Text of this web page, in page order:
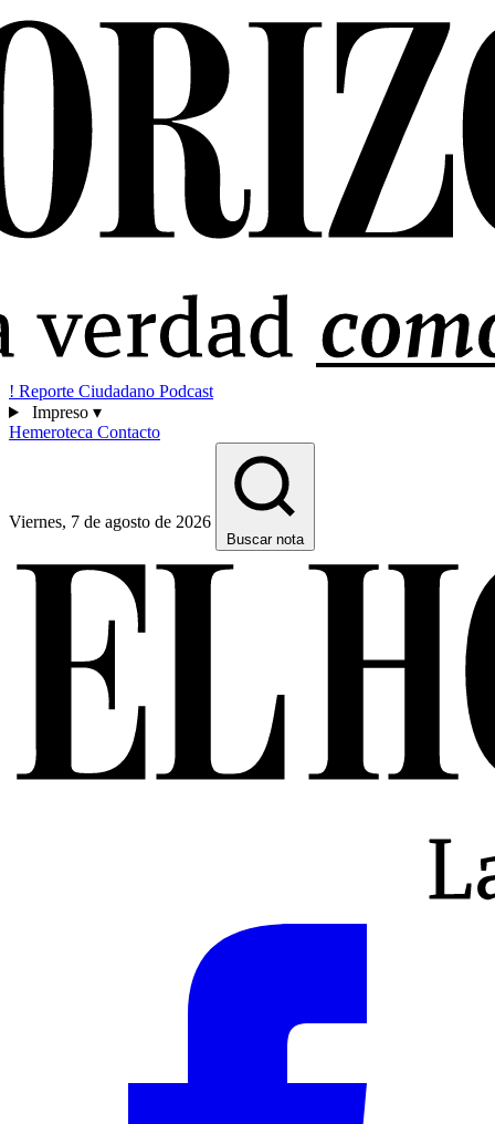
! Reporte Ciudadano Podcast
Impreso ▾
Hemeroteca Contacto
Viernes, 7 de agosto de 2026
Buscar nota